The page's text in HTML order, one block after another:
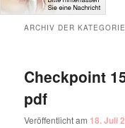
ARCHIV DER
Checkpoint
pdf
Veröffentlicht am 18. Juli